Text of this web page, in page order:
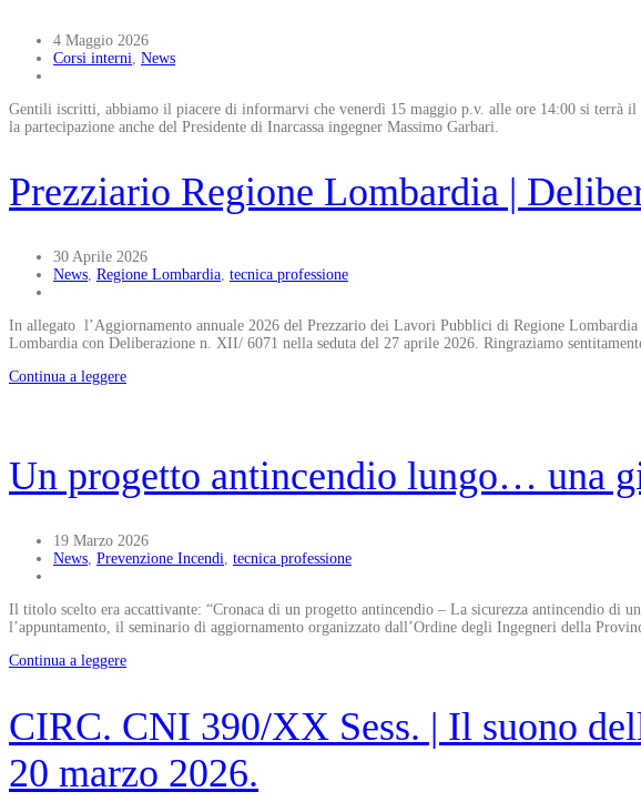
4 Maggio 2026
Corsi interni News
Gentili iscritti, abbiamo il piacere di informarvi che venerdì 15 maggio p.v. alle ore 14:00 si terrà
la partecipazione anche del Presidente di Inarcassa ingegner Massimo Garbari.
Prezziario Regione Lombardia |
30 Aprile 2026
News, Regione Lombardia, tecnica professione
In allegato l’Aggiornamento annuale 2026 del Prezzario dei Lavori Pubblici di Regione
Lombardia con Deliberazione n. XII/ 6071 nella seduta del 27 aprile 2026. Ringraziamo
Continua a leggere
Un progetto antincendio lungo… una
19 Marzo 2026
News, Prevenzione Incendi, tecnica professione
Il titolo scelto era accattivante: “Cronaca di un progetto antincendio – La sicurezza antincendio
l’appuntamento, il seminario di aggiornamento organizzato dall’Ordine degli Ingegneri della
Continua a leggere
CIRC. CNI 390/XX Sess. | Il suono
20 marzo 2026.